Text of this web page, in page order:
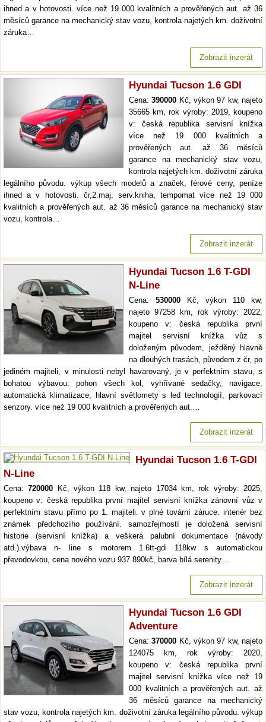
ihned a v hotovosti. více než 19 000 kvalitních a prověřených aut. až 36
měsíců garance na mechanický stav vozu, kontrola najetých km. doživotní
záruka…
Zobrazit inzerát
Hyundai Tucson 1.6 GDI
Cena:390000 Kč, výkon 97 kw, najeto
35665 km, rok výroby: 2019, koupeno
v: česká republika servisní knížka
více než 19 000 kvalitních a
prověřených aut. až 36 měsíců
garance na mechanický stav vozu,
kontrola najetých km. doživotní záruka
legálního původu. výkup všech modelů a značek, férové ceny, peníze
ihned a v hotovosti. čr,2.maj, serv.kniha, tempomat více než 19 000
kvalitních a prověřených aut. až 36 měsíců garance na mechanický stav
vozu, kontrola…
Zobrazit inzerát
Hyundai Tucson 1.6 T-GDI
N-Line
Cena: 530000 Kč, výkon 110 kw,
najeto 97258 km, rok výroby: 2022,
koupeno v: česká republika první
majitel servisní knížka vůz s
doloženým původem, ježděný hlavně
na dlouhých trasách, původem z čr, po
jediném majiteli, v minulosti nebyl havarovaný, je v perfektním stavu, s
bohatou výbavou: pohon všech kol, vyhřívané sedačky, navigace,
automatická klimatizace, hlavní světlomety s led technologií, parkovací
senzory. více než 19 000 kvalitních a prověřených aut.…
Zobrazit inzerát
Hyundai Tucson 1.6 T-GDI
N-Line
Cena:720000 Kč, výkon 118 kw, najeto 17034 km, rok výroby: 2025,
koupeno v: česká republika první majitel servisní knížka zánovní vůz v
perfektním stavu přímo po 1. majiteli. v plné tovární záruce. interiér bez
známek předchozího používání. samozřejmostí je doložená servisní
historie (servisní knížka) a veškerá palubní dokumentace (návody
atd.).výbava n- line s motorem 1.6tt-gdi 118kw s automatickou
převodovkou, cena nového vozu 937.890kč, barva bílá serenity…
Zobrazit inzerát
Hyundai Tucson 1.6 GDI
Adventure
Cena:370000 Kč, výkon 97 kw, najeto
124075 km, rok výroby: 2020,
koupeno v: česká republika první
majitel servisní knížka více než 19
000 kvalitních a prověřených aut. až
36 měsíců garance na mechanický
stav vozu, kontrola najetých km. doživotní záruka legálního původu. výkup